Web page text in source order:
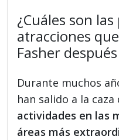
¿Cuáles son
atracciones
Fasher
Durante muchos
han salido a la caza
actividades en las
áreas más